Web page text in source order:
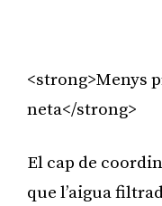
<strong>Menys
neta</strong>
El cap de
que l’aigua